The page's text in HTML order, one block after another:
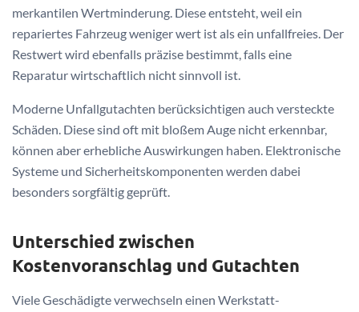
merkantilen Wertminderung. Diese entsteht, weil ein
repariertes Fahrzeug weniger wert ist als ein unfallfreies. Der
Restwert wird ebenfalls präzise bestimmt, falls eine
Reparatur wirtschaftlich nicht sinnvoll ist.
Moderne Unfallgutachten berücksichtigen auch versteckte
Schäden. Diese sind oft mit bloßem Auge nicht erkennbar,
können aber erhebliche Auswirkungen haben. Elektronische
Systeme und Sicherheitskomponenten werden dabei
besonders sorgfältig geprüft.
Unterschied zwischen
Kostenvoranschlag und Gutachten
Viele Geschädigte verwechseln einen Werkstatt-